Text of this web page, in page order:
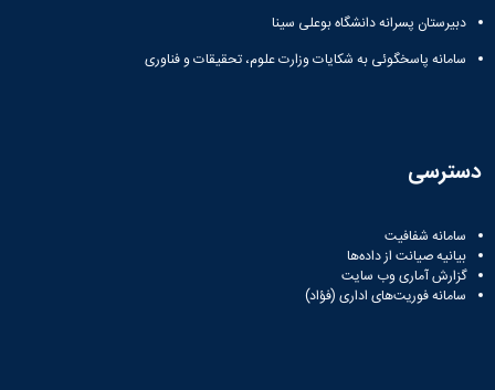
دبیرستان پسرانه دانشگاه بوعلی سینا
سامانه پاسخگوئی به شکایات وزارت علوم، تحقیقات و فناوری
دسترسی
سامانه شفافیت
بیانیه صیانت از داده‌ها
گزارش آماری وب‌ سایت
سامانه فوریت‌های اداری (فؤاد)